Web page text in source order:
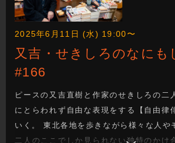
2025年6月11日 (水) 19:00〜
又吉・せきしろのなにも
#166
ピースの又吉直樹と作家のせきしろの二
にとらわれず自由な表現をする【自由律
いく。 東北各地を歩きながら様々な人や
二人のここでしか見られない独特のかけ